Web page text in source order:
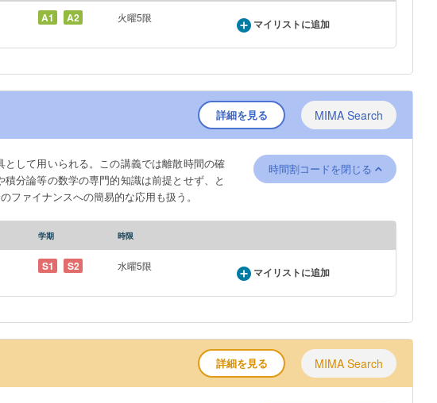
A1 A2 火曜5限 マイリストに追加
詳細を見る MIMA Search
して用いられる。この講義では離散時間の確
分論等の数学の専門的知識は前提とせず、と
ファイナンスへの簡易的な応用も扱う。
時間割コードを閉じる
学期 時限
S1 S2 水曜5限 マイリストに追加
詳細を見る MIMA Search